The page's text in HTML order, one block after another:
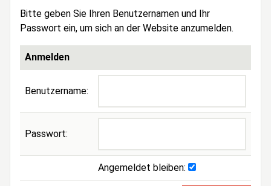
Bitte geben Sie Ihren Benutzernamen und Ihr
Passwort ein, um sich an der Website anzumelden.
Anmelden
Benutzername:
Passwort:
Angemeldet bleiben: